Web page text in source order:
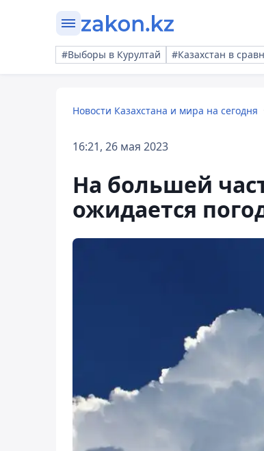
#Выборы в Курултай #Казахстан в
Новости Казахстана и мира на сегодня
16:21, 26 мая 2023
На большей
ожидается